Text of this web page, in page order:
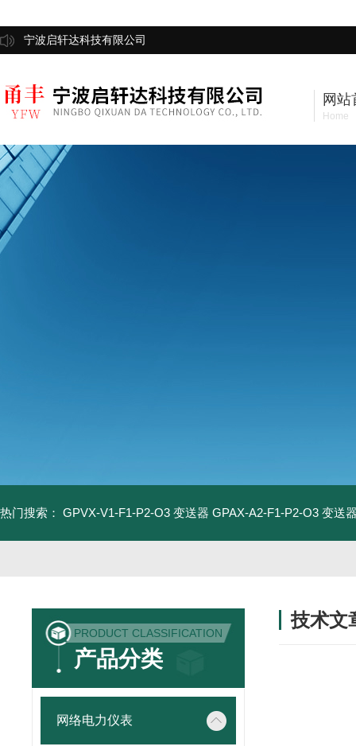
宁波启轩达科技有限公司
网站
Home
热门搜索： GPVX-V1-F1-P2-O3 变送器 GPAX-A2-F1-P2-O3 变送
PRODUCT CLASSIFICATION
产品分类
网络电力仪表
技术文